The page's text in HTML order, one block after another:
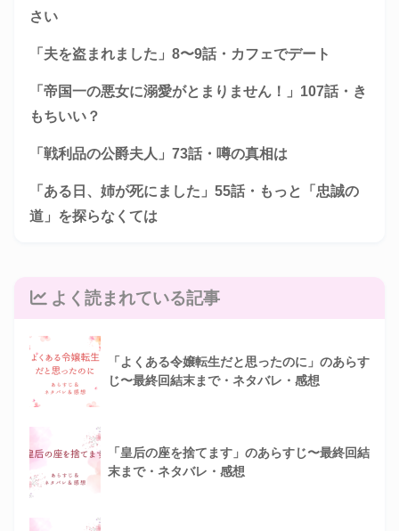
さい
「夫を盗まれました」8〜9話・カフェでデート
「帝国一の悪女に溺愛がとまりません！」107話・き
もちいい？
「戦利品の公爵夫人」73話・噂の真相は
「ある日、姉が死にました」55話・もっと「忠誠の
道」を探らなくては
よく読まれている記事
「よくある令嬢転生だと思ったのに」のあらす
じ〜最終回結末まで・ネタバレ・感想
「皇后の座を捨てます」のあらすじ〜最終回結
末まで・ネタバレ・感想